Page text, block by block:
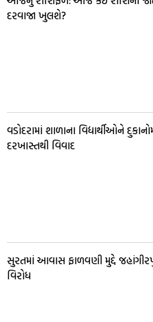
દરવાજા ખુલશે?
વડોદરામાં શાળાના વિદ્યાર્થીઓને
દરખાસ્તથી વિવાદ
સુરતમાં આવાસ ફાળવણી મુદ્દે
વિરોધ